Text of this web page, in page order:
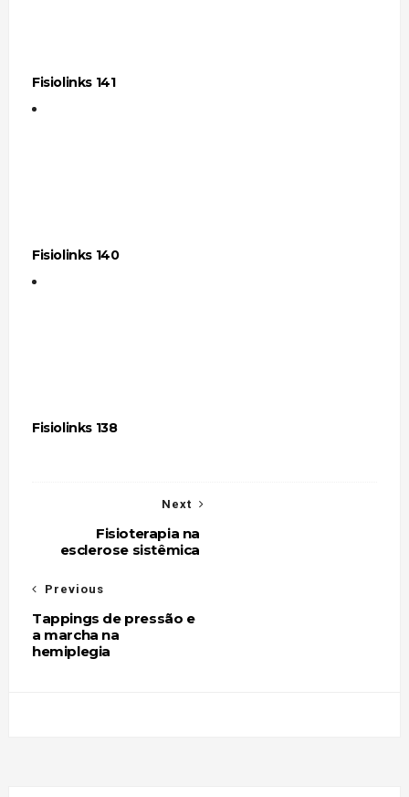
Fisiolinks 141
Fisiolinks 140
Fisiolinks 138
Next
Fisioterapia na
esclerose sistêmica
Previous
Tappings de pressão e
a marcha na
hemiplegia